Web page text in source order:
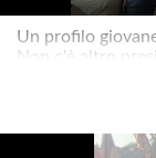
Un profilo
Non c'è altro